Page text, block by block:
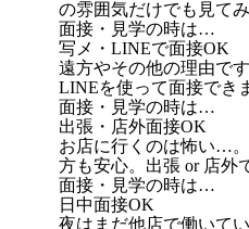
の雰囲気だけでも見て
面接・見学の時は…
写メ・LINEで面接OK
遠方やその他の理由で
LINEを使って面接でき
面接・見学の時は…
出張・店外面接OK
お店に行くのは怖い…
方も安心。出張 or 店外
面接・見学の時は…
日中面接OK
夜はまだ他店で働いて